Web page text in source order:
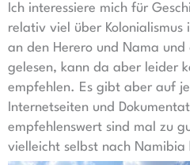
Ich interessiere mich für
relativ viel über Kolonialismus
an den Herero und Nama und
gelesen, kann da aber leider
empfehlen. Es gibt aber auf
Internetseiten und
empfehlenswert sind mal zu
vielleicht selbst nach Namibia